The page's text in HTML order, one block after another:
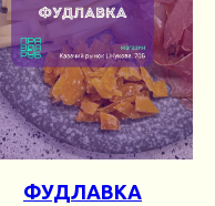
ФУДЛАВКА